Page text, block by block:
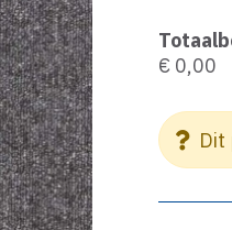
€ 0,00
Dit